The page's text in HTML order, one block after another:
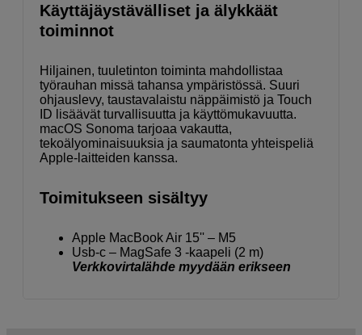
Käyttäjäystävälliset ja älykkäät
toiminnot
Hiljainen, tuuletin­ton toiminta mahdollistaa
työrauhan missä tahansa ympäristössä. Suuri
ohjauslevy, taustavalaistu näppäimistö ja Touch
ID lisäävät turvallisuutta ja käyttömukavuutta.
macOS Sonoma tarjoaa vakautta,
tekoälyominaisuuksia ja saumatonta yhteispeliä
Apple-laitteiden kanssa.
Toimitukseen sisältyy
Apple MacBook Air 15'' – M5
Usb-c – MagSafe 3 -kaapeli (2 m)
Verkkovirtalähde myydään erikseen